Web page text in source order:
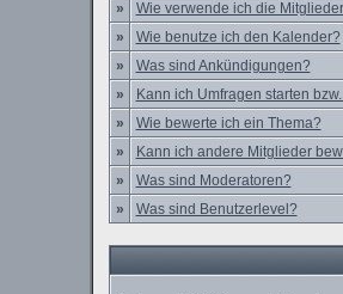
»
Wie verwende ich die
»
Wie benutze ich den Kalender?
»
Was sind Ankündigungen?
»
Kann ich Umfragen starten
»
Wie bewerte ich ein Thema?
»
Kann ich andere Mitglieder
»
Was sind Moderatoren?
»
Was sind Benutzerlevel?